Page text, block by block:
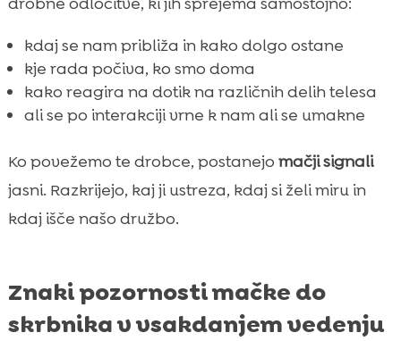
kdaj se nam približa in kako dolgo ostane
kje rada počiva, ko smo doma
kako reagira na dotik na različnih delih telesa
ali se po interakciji vrne k nam ali se umakne
Ko povežemo te drobce, postanejo mačji signali
jasni. Razkrijejo, kaj ji ustreza, kdaj si želi miru in
kdaj išče našo družbo.
Znaki pozornosti mačke do
skrbnika v vsakdanjem vedenju